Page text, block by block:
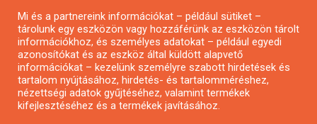
Szükséges mellékletek, igazolások:
Kötelezően csatolandó mellékletek:
pontosan és olvashatóan kitöltött pályázati adatlap
(A pályázati adatlap adatainak meg kell egyeznie a
Mi és a partnereink információkat – például sütiket –
tárolunk egy eszközön vagy hozzáférünk az eszközön tárolt
információkhoz, és személyes adatokat – például egyedi
azonosítókat és az eszköz által küldött alapvető
információkat – kezelünk személyre szabott hirdetések és
tartalom nyújtásához, hirdetés- és tartalomméréshez,
nézettségi adatok gyűjtéséhez, valamint termékek
kifejlesztéséhez és a termékek javításához.